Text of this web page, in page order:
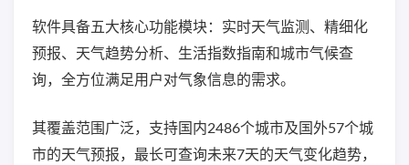
软件具备五大核心功能模块：实时天气监测、精细化
预报、天气趋势分析、生活指数指南和城市气候查
询，全方位满足用户对气象信息的需求。
其覆盖范围广泛，支持国内2486个城市及国外57个城
市的天气预报，最长可查询未来7天的天气变化趋势，